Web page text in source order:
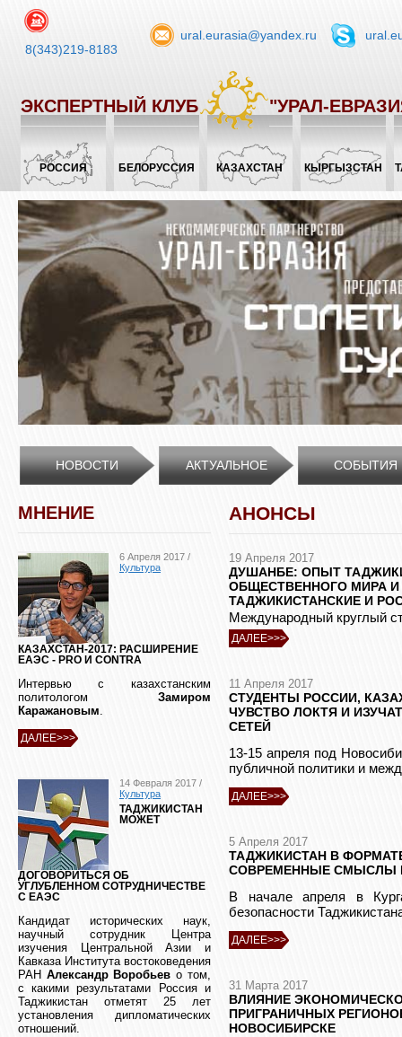
8(343)219-8183
ural.eurasia@yandex.ru
ЭКСПЕРТНЫЙ КЛУБ "УРАЛ-
РОССИЯ БЕЛОРУССИЯ КАЗАХСТАН КЫРГЫЗСТАН
НОВОСТИ АКТУАЛЬНОЕ СОБЫТИЯ
МНЕНИЕ
6 Апреля 2017 /
Культура
КАЗАХСТАН-2017: РАСШИРЕНИЕ
ЕАЭС - PRO И CONTRA
Интервью с казахстанским
политологом Замиром
Каражановым.
ДАЛЕЕ>>>
14 Февраля 2017 /
Культура
ТАДЖИКИСТАН
МОЖЕТ
ДОГОВОРИТЬСЯ ОБ
УГЛУБЛЕННОМ СОТРУДНИЧЕСТВЕ
С ЕАЭС
Кандидат исторических наук,
научный сотрудник Центра
изучения Центральной Азии и
Кавказа Института востоковедения
РАН Александр Воробьев о том,
с какими результатами Россия и
Таджикистан отметят 25 лет
установления дипломатических
отношений.
АНОНСЫ
19 Апреля 2017
ДУШАНБЕ: ОПЫТ
ОБЩЕСТВЕННОГО МИРА
ТАДЖИКИСТАНСКИЕ И
Международный круглый
ДАЛЕЕ>>>
11 Апреля 2017
СТУДЕНТЫ РОССИИ,
ЧУВСТВО ЛОКТЯ И
СЕТЕЙ
13-15 апреля под
публичной политики и
ДАЛЕЕ>>>
5 Апреля 2017
ТАДЖИКИСТАН В
СОВРЕМЕННЫЕ СМЫСЛЫ
В начале апреля в
безопасности
ДАЛЕЕ>>>
31 Марта 2017
ВЛИЯНИЕ
ПРИГРАНИЧНЫХ
НОВОСИБИРСКЕ